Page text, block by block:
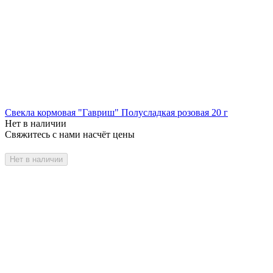
Свекла кормовая "Гавриш" Полусладкая розовая 20 г
Нет в наличии
Свяжитесь с нами насчёт цены
Нет в наличии